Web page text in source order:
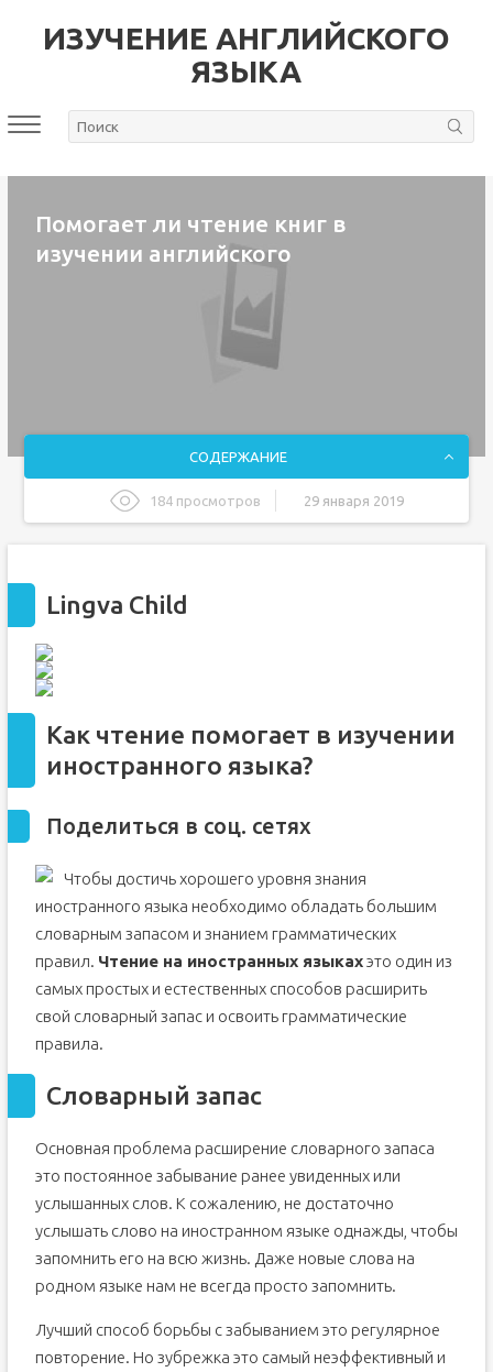
ИЗУЧЕНИЕ АНГЛИЙСКОГО
ЯЗЫКА
Помогает ли чтение книг в
изучении английского
СОДЕРЖАНИЕ
184 просмотров 29 января 2019
Поделиться в соц. сетях
причин
Насколько чтение книг с параллельным переводом
помогает изучению языка?
Lingva Child
Как чтение помогает в изучении
иностранного языка?
Поделиться в соц. сетях
Чтобы достичь хорошего уровня знания
иностранного языка необходимо обладать большим
словарным запасом и знанием грамматических
правил. Чтение на иностранных языкахэто один из
самых простых и естественных способов расширить
свой словарный запас и освоить грамматические
правила.
Словарный запас
Основная проблема расширение словарного запаса
это постоянное забывание ранее увиденных или
услышанных слов. К сожалению, не достаточно
услышать слово на иностранном языке однажды, чтобы
запомнить его на всю жизнь. Даже новые слова на
родном языке нам не всегда просто запомнить.
Лучший способ борьбы с забыванием это регулярное
повторение. Но зубрежка это самый неэффективный и